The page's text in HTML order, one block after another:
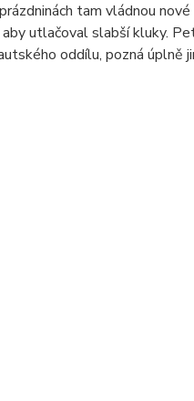
tam vládnou
utlačoval slabší kluky.
oddílu, pozná úplně